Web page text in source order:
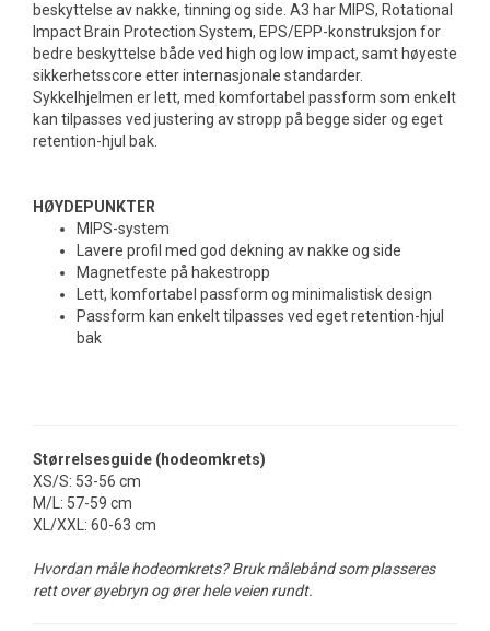
beskyttelse av nakke, tinning og side. A3 har MIPS, Rotational
Impact Brain Protection System, EPS/EPP-konstruksjon for
bedre beskyttelse både ved high og low impact, samt høyeste
sikkerhetsscore etter internasjonale standarder.
Sykkelhjelmen er lett, med komfortabel passform som enkelt
kan tilpasses ved justering av stropp på begge sider og eget
retention-hjul bak.
HØYDEPUNKTER
MIPS-system
Lavere profil med god dekning av nakke og side
Magnetfeste på hakestropp
Lett, komfortabel passform og minimalistisk design
Passform kan enkelt tilpasses ved eget retention-hjul
bak
Størrelsesguide (hodeomkrets)
XS/S: 53-56 cm
M/L: 57-59 cm
XL/XXL: 60-63 cm
Hvordan måle hodeomkrets? Bruk målebånd som plasseres
rett over øyebryn og ører hele veien rundt.